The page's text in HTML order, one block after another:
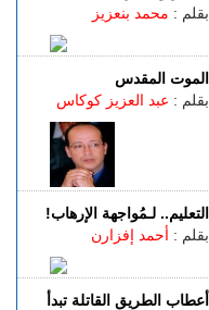
بقلم : محمد بنعزيز
الموت المقدس
بقلم : عبد العزيز كوكاس
التعليم.. لـمُواجهة الإرهاب!
بقلم : أحمد إفزارن
أعطاب الطريق القاتلة تبدأ